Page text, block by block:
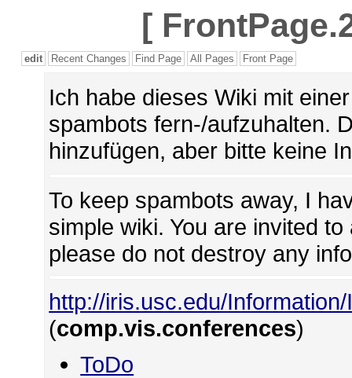
[
edit Recent Changes Find Page All Pages Front Page
Ich habe dieses Wiki mit
spambots fern-/aufzuhalten.
hinzufügen, aber bitte keine
To keep spambots away, I
simple wiki. You are invited
please do not destroy any
http://iris.usc.edu/
(comp.vis.conferences)
ToDo